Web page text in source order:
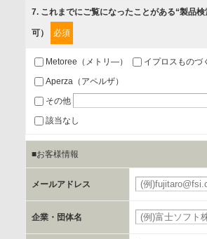
第三者提供の有無
あり
a.個人情報の提供・利用目的
当該企業/団体のサービス等のご案内及び当
お客様のご氏名、フリガナ、企業・団体名
郵便番号、住所、電話番号、FAX番号、メ
7. これまでにご覧になったことがある“製品
可） 必須
Metoree（メトリ―） イプロスものづ
Aperza（アペルザ）
その他
該当なし
■お客様情報
メールアドレス
企業・団体名